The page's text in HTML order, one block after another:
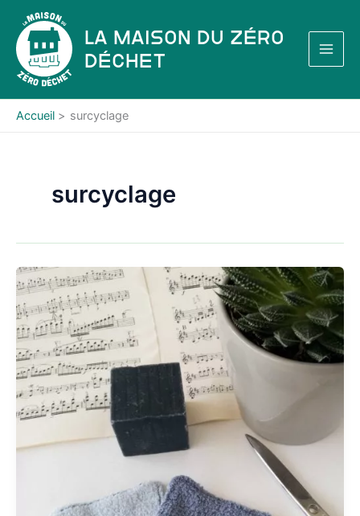
contenu
La Maison du Zéro
Déchet
Accueil surcyclage
surcyclage